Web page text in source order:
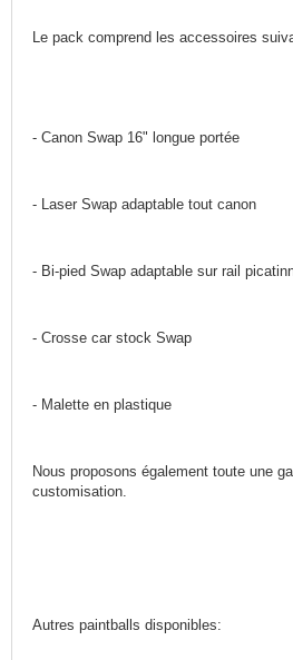
Le pack comprend les accessoires
- Canon Swap 16" longue portée
- Laser Swap adaptable tout canon
- Bi-pied Swap adaptable sur rail
- Crosse car stock Swap
- Malette en plastique
Nous proposons également toute une
customisation.
Autres paintballs disponibles: